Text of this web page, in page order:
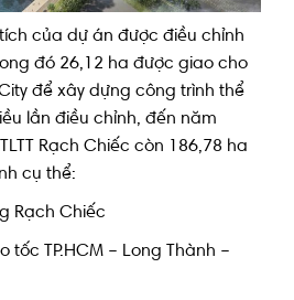
của dự án được điều chỉnh
đó 26,12 ha được giao cho
để xây dựng công trình thể
lần điều chỉnh, đến năm
Rạch Chiếc còn 186,78 ha
cụ thể:
Rạch Chiếc
tốc TP.HCM – Long Thành –